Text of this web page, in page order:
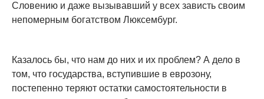
Словению и даже вызывавший у всех зависть своим
непомерным богатством Люксембург.
Казалось бы, что нам до них и их проблем? А дело в
том, что государства, вступившие в еврозону,
постепенно теряют остатки самостоятельности в